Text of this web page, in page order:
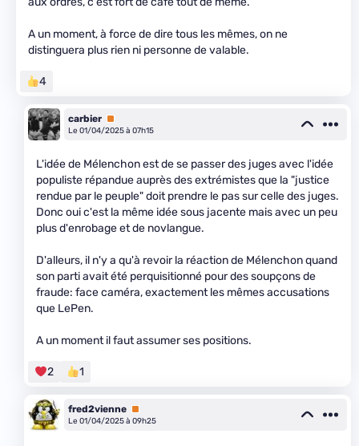
A un moment, à force de dire tous les mêmes, on ne
distinguera plus rien ni personne de valable.
4
carbier Premium
Le 01/04/2025 à 07h15
L'idée de Mélenchon est de se passer des juges avec l'idée
populiste répandue auprès des extrémistes que la "justice
rendue par le peuple" doit prendre le pas sur celle des juges.
Donc oui c'est la même idée sous jacente mais avec un peu
plus d'enrobage et de novlangue.
D'alleurs, il n'y a qu'à revoir la réaction de Mélenchon quand
son parti avait été perquisitionné pour des soupçons de
fraude: face caméra, exactement les mêmes accusations
que LePen.
A un moment il faut assumer ses positions.
2 1
fred2vienne Premium
Le 01/04/2025 à 09h25